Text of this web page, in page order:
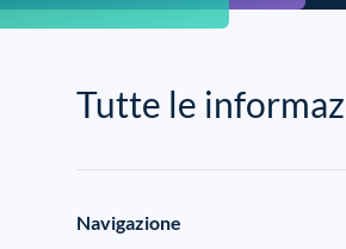
Tutte le
Navigazione